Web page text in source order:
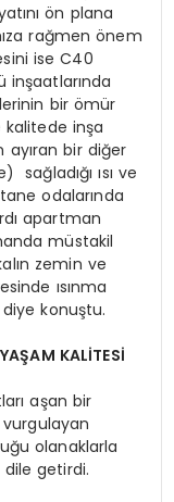
ön plana
rağmen önem
ise C40
inşaatlarında
bir ömür
kalitede inşa
ayıran bir diğer
sağladığı ısı ve
odalarında
apartman
müstakil
zemin ve
ısınma
konuştu.
KALİTESİ
aşan bir
olanaklarla
getirdi.